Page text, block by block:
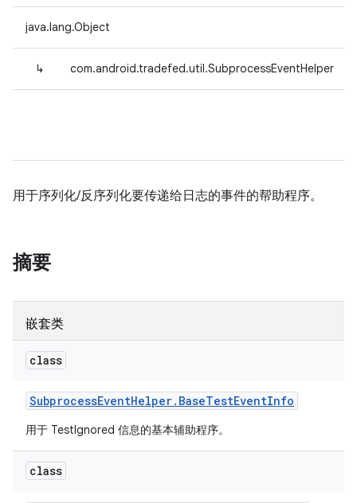
java.lang.Object
↳ com.android.tradefed.util.SubprocessEventHelper
用于序列化/反序列化要传递给日志的事件的帮助程序。
摘要
嵌套类
class
SubprocessEventHelper. BaseTestEventInfo
用于 TestIgnored 信息的基本辅助程序。
class